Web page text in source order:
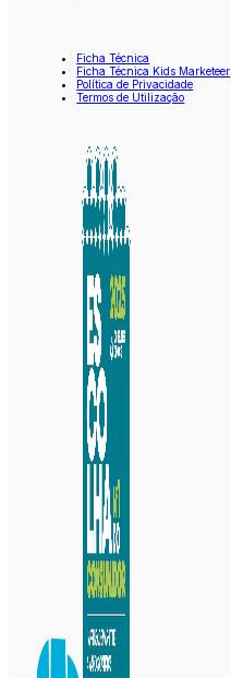
Ficha Técnica
Ficha Técnica Kids Marketeer
Política de Privacidade
Termos de Utilização